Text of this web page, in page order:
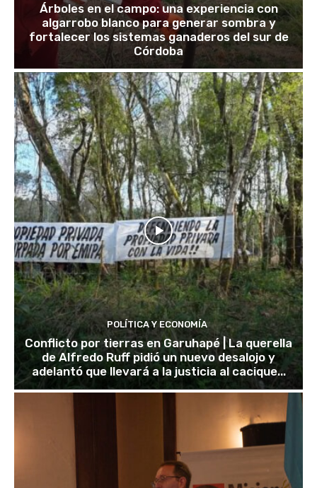
Árboles en el campo: una experiencia con
algarrobo blanco para generar sombra y
fortalecer los sistemas ganaderos del sur de
Córdoba
POLÍTICA Y ECONOMÍA
Conflicto por tierras en Garuhapé | La querella
de Alfredo Ruff pidió un nuevo desalojo y
adelantó que llevará a la justicia al cacique...